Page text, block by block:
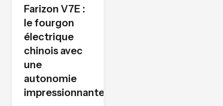
Farizon V7E :
le fourgon
électrique
chinois avec
une
autonomie
impressionnante